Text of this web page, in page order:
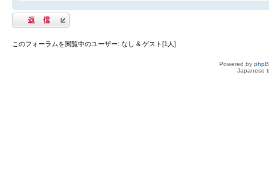
返信する
このフォーラムを閲覧中のユーザー: なし & ゲスト[1人]
Powered by
Japanese